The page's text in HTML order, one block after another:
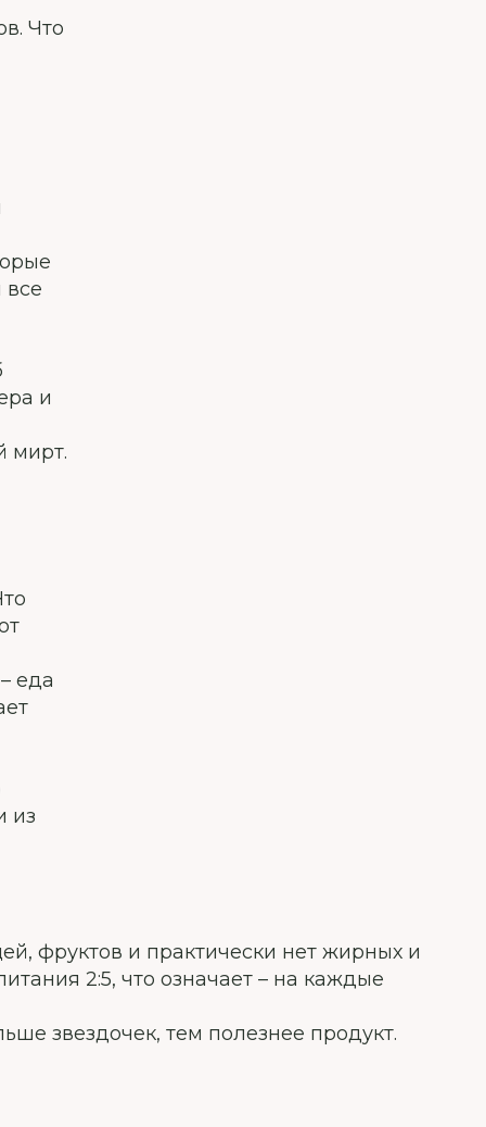
Что
все
и
мирт.
еда
из
фруктов и практически нет жирных и
2:5, что означает – на каждые
звездочек, тем полезнее продукт.